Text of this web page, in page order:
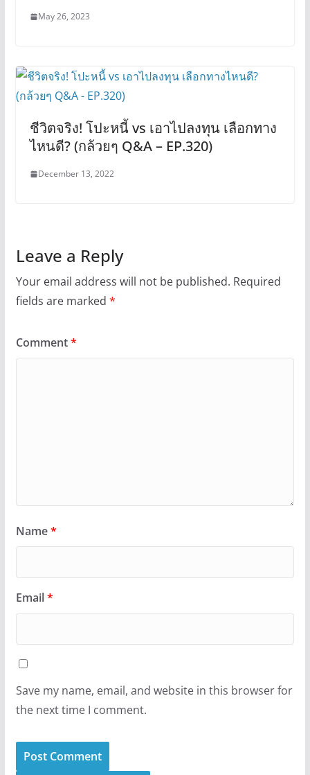
May 26, 2023
ชีวิตจริง! โปะหนี้ vs เอาไปลงทุน เลือกทาง
ไหนดี? (กล้วยๆ Q&A – EP.320)
December 13, 2022
Leave a Reply
Your email address will not be published. Required
fields are marked *
Comment*
Name*
Email*
Save my name, email, and website in this browser for
the next time I comment.